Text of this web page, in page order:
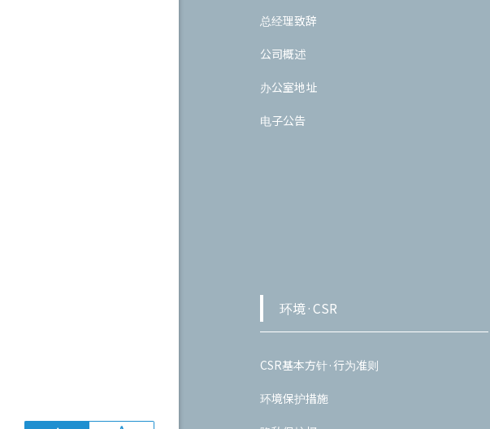
总经理致辞
公司概述
办公室地址
电子公告
环境·CSR
CSR基本方针·行为准则
环境保护措施